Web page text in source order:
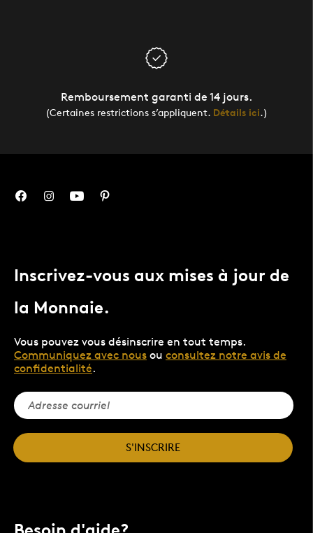
Remboursement garanti de 14 jours.
(Certaines restrictions s’appliquent. Détails ici.)
Inscrivez-vous aux mises à jour de
la Monnaie.
Vous pouvez vous désinscrire en tout temps.
Communiquez avec nous ou consultez notre avis de
confidentialité.
S'INSCRIRE